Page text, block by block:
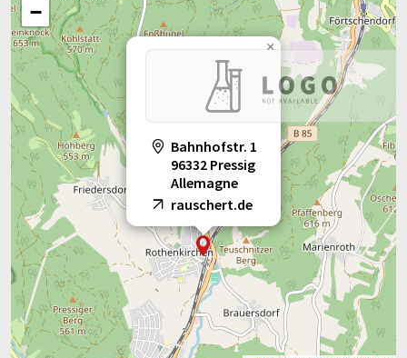
Bahnhofstr. 1
96332 Pressig
Allemagne
rauschert.de
×
−